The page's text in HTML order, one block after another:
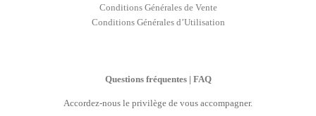
Conditions Générales de Vente
Conditions Générales d’Utilisation
Questions fréquentes | FAQ
Accordez-nous le privilège de vous accompagner.